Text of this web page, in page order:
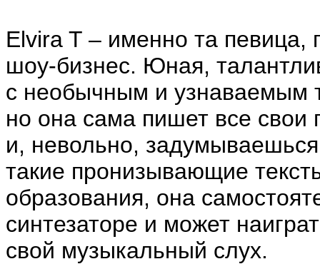
Elvira T – именно та певица,
шоу-бизнес. Юная,
с необычным и узнаваемым
но она сама пишет все свои
и, невольно,
такие пронизывающие
образования, она
синтезаторе и может
свой музыкальный слух.